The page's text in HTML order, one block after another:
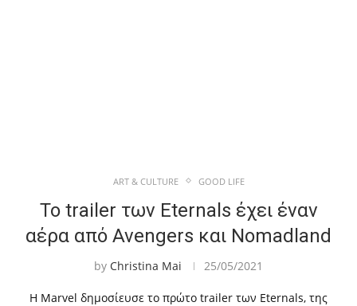
ART & CULTURE GOOD LIFE
Το trailer των Eternals έχει έναν
αέρα από Avengers και Nomadland
by Christina Mai 25/05/2021
Η Marvel δημοσίευσε το πρώτο trailer των Eternals, της